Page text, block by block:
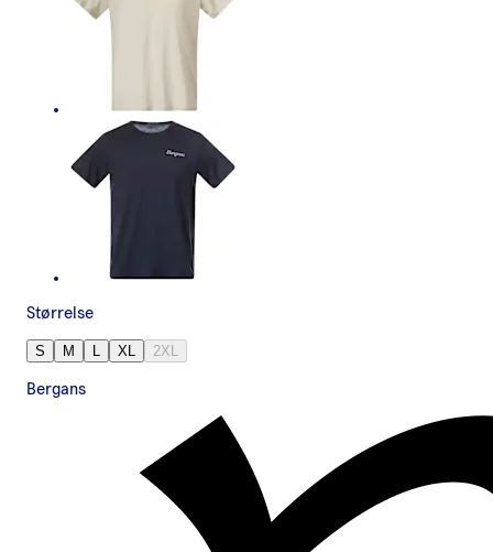
Størrelse
S M L XL 2XL
Bergans